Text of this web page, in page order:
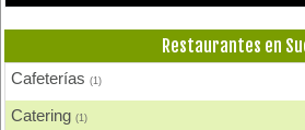
Restaurantes en
Cafeterías(1)
Catering(1)